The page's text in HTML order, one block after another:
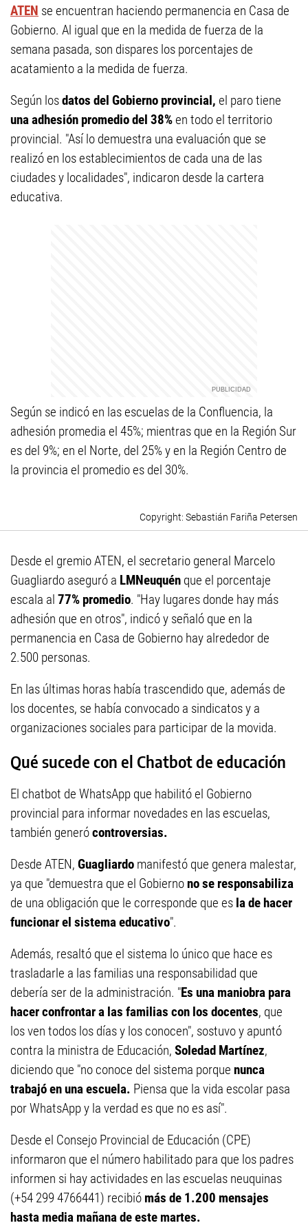
ATEN se encuentran haciendo permanencia en Casa de
Gobierno. Al igual que en la medida de fuerza de la
semana pasada, son dispares los porcentajes de
acatamiento a la medida de fuerza.
Según losdatos del Gobierno provincial, el paro tiene
una adhesión promedio del 38%en todo el territorio
provincial. "Así lo demuestra una evaluación que se
realizó en los establecimientos de cada una de las
ciudades y localidades", indicaron desde la cartera
educativa.
Según se indicó en las escuelas de la Confluencia, la
adhesión promedia el 45%; mientras que en la Región Sur
es del 9%; en el Norte, del 25% y en la Región Centro de
la provincia el promedio es del 30%.
Sebastián Fariña Petersen
Desde el gremio ATEN, el secretario general Marcelo
Guagliardo aseguró a LMNeuquén que el porcentaje
escala al 77% promedio. "Hay lugares donde hay más
adhesión que en otros", indicó y señaló que en la
permanencia en Casa de Gobierno hay alrededor de
2.500 personas.
En las últimas horas había trascendido que, además de
los docentes, se había convocado a sindicatos y a
organizaciones sociales para participar de la movida.
Qué sucede con el Chatbot de educación
El chatbot de WhatsApp que habilitó el Gobierno
provincial para informar novedades en las escuelas,
también generócontroversias.
Desde ATEN, Guagliardo manifestó que genera malestar,
ya que "demuestra que el Gobiernono se responsabiliza
de una obligación que le corresponde que es la de hacer
funcionar el sistema educativo".
Además, resaltó que el sistema lo único que hace es
trasladarle a las familias una responsabilidad que
debería ser de la administración. "Es una maniobra para
hacer confrontar a las familias con los docentes, que
los ven todos los días y los conocen", sostuvo y apuntó
contra la ministra de Educación, Soledad Martínez,
diciendo que "no conoce del sistema porque nunca
trabajó en una escuela. Piensa que la vida escolar pasa
por WhatsApp y la verdad es que no es así".
Desde el Consejo Provincial de Educación (CPE)
informaron que el número habilitado para que los padres
informen si hay actividades en las escuelas neuquinas
(+54 299 4766441) recibió más de 1.200 mensajes
hasta media mañana de este martes.